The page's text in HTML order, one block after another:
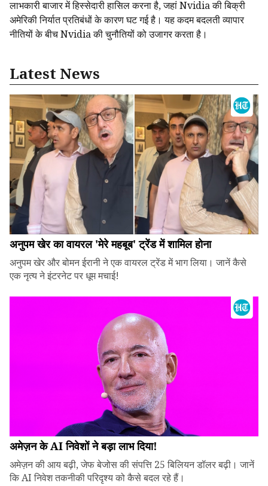
लाभकारी बाजार में हिस्सेदारी हासिल करना है, जहां Nvidia की बिक्री
अमेरिकी निर्यात प्रतिबंधों के कारण घट गई है। यह कदम बदलती व्यापार
नीतियों के बीच Nvidia की चुनौतियों को उजागर करता है।
Latest News
अनुपम खेर का वायरल 'मेरे महबूब' ट्रेंड में शामिल होना
अनुपम खेर और बोमन ईरानी ने एक वायरल ट्रेंड में भाग लिया। जानें कैसे
एक नृत्य ने इंटरनेट पर धूम मचाई!
अमेज़न के AI निवेशों ने बड़ा लाभ दिया!
अमेज़न की आय बढ़ी, जेफ बेजोस की संपत्ति 25 बिलियन डॉलर बढ़ी। जानें
कि AI निवेश तकनीकी परिदृश्य को कैसे बदल रहे हैं।